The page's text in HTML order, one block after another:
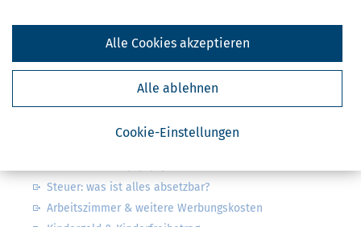
Cookie-Einstellungen
Alle ablehnen
Alle Cookies akzeptieren
Geldtipps
Ja, ich möchte die kostenlosen Newsletter
Datenschutzhinweisehabe ich gelesen.
Abbestellung des Newsletters widerrufen.
Steuer: was ist alles absetzbar?
Arbeitszimmer & weitere Werbungskosten